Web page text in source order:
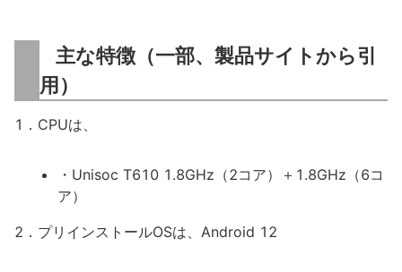
主な特徴（一部、製品サイトから引
用）
1．CPUは、
・Unisoc T610 1.8GHz（2コア）＋1.8GHz（6コ
ア）
2．プリインストールOSは、Android 12